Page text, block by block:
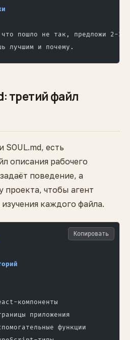
пошло не так, предложи 2-3
лучшим и почему.
третий файл
SOUL.md, есть
описания рабочего
поведение, а
проекта, чтобы агент
каждого файла.
компоненты
приложения
функции
Копировать